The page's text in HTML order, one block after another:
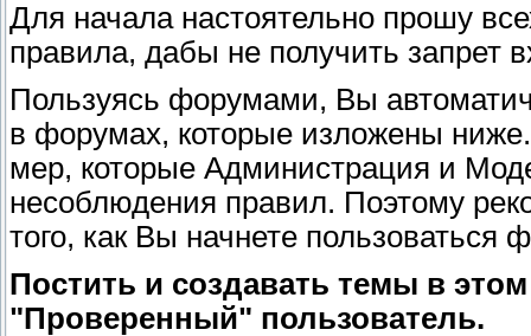
Для начала настоятельно прошу
правила, дабы не получить запрет
Пользуясь форумами, Вы
в форумах, которые изложены
мер, которые Администрация и
несоблюдения правил. Поэтому
того, как Вы начнете
Постить и создавать темы в
"Проверенный" пользователь.